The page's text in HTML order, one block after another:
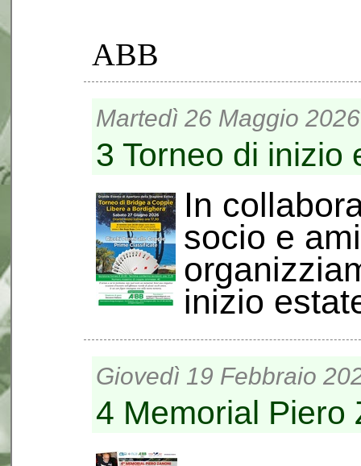
ABB
Martedì 26 Maggio
3 Torneo di inizio
In
socio e
inizio
Giovedì 19 Febbraio
4 Memorial Piero